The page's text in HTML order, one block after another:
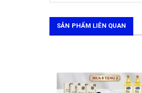
SẢN PHẨM LIÊN QUAN